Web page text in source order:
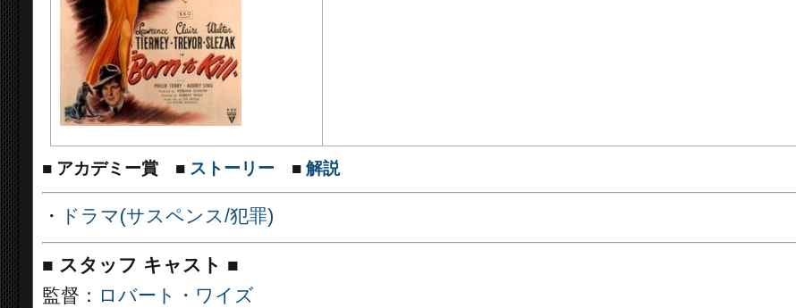
■ アカデミー賞 ■ ストーリー ■ 解説
・ ドラマ(サスペンス/犯罪)
■ スタッフ キャスト ■
監督： ロバート・ワイズ